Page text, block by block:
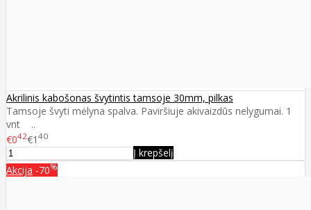
Akrilinis kabošonas švytintis tamsoje 30mm, pilkas
Tamsoje švyti mėlyna spalva. Paviršiuje akivaizdūs nelygumai. 1
vnt ..
€042€1 40
Į krepšelį
Akcija -70%